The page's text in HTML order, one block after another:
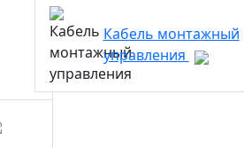
Кабель монтажный
управления